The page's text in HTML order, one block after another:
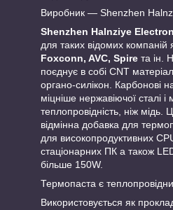
Виробник — Shenzhen
Shenzhen Halnziye
для таких відомих компаній
Foxconn, AVC, Spire та ін.
поєднує в собі CNT
органо-силікон. Карбонові
міцніше нержавіючої сталі
теплопровідність, ніж мідь.
відмінна добавка для
для високопродуктивних
стаціонарних ПК а також
більше 150W.
Термопаста є
Використовується як